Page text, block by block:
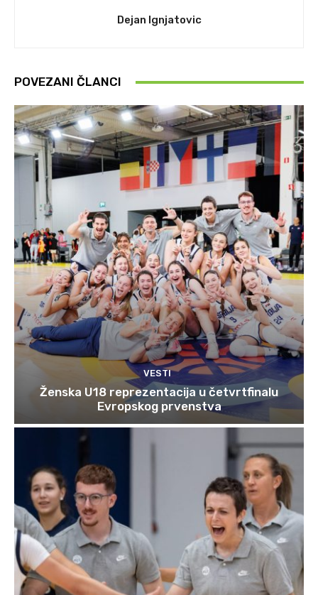
Dejan Ignjatovic
POVEZANI ČLANCI
VESTI
Ženska U18 reprezentacija u četvrtfinalu
Evropskog prvenstva